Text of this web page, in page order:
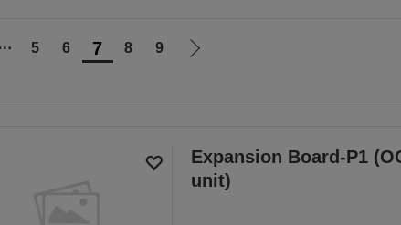
⋯ 5 6 7 8 9
Siirry
Expansion Board-P1
unit)